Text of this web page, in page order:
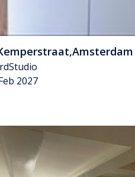
,Amsterdam
Studio
2027